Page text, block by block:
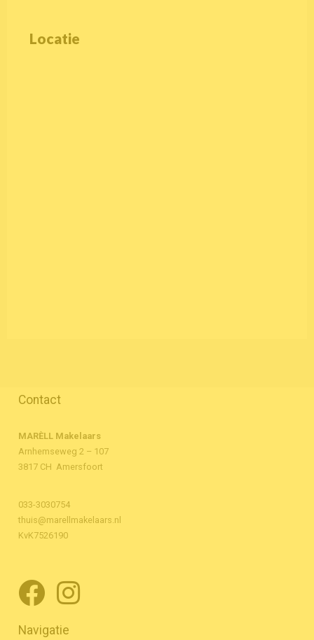
Locatie
Contact
MARÈLL Makelaars
Arnhemseweg 2 – 107
3817 CH Amersfoort
033-3030754
thuis@marellmakelaars.nl
KvK7526190
Navigatie